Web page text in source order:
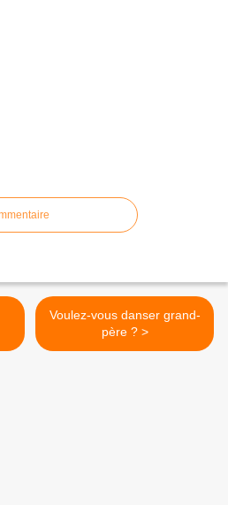
Voulez-vous danser grand-
père ? >